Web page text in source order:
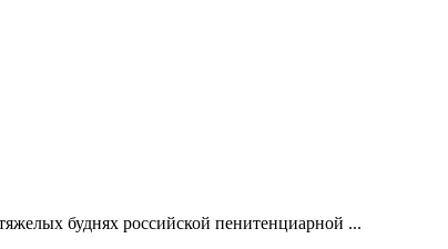
буднях российской пенитенциарной ...